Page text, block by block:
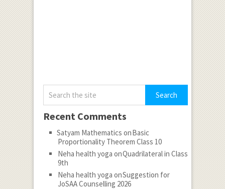
Recent Comments
Satyam Mathematics onBasic
Proportionality Theorem Class 10
Neha health yoga onQuadrilateral in Class
9th
Neha health yoga onSuggestion for
JoSAA Counselling 2026